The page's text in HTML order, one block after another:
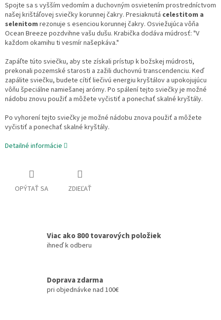
Spojte sa s vyšším vedomím a duchovným osvietením prostredníctvom
našej krištáľovej sviečky korunnej čakry. Presiaknutá celestitom a
selenitom rezonuje s esenciou korunnej čakry. Osviežujúca vôňa
Ocean Breeze pozdvihne vašu dušu. Krabička dodáva múdrosť: "V
každom okamihu ti vesmír našepkáva."
Zapáľte túto sviečku, aby ste získali prístup k božskej múdrosti,
prekonali pozemské starosti a zažili duchovnú transcendenciu. Keď
zapálite sviečku, budete cítiť liečivú energiu kryštálov a upokojujúcu
vôňu špeciálne namiešanej arómy. Po spálení tejto sviečky je možné
nádobu znovu použiť a môžete vyčistiť a ponechať skalné kryštály.
Po vyhorení tejto sviečky je možné nádobu znova použiť a môžete
vyčistiť a ponechať skalné kryštály.
Detailné informácie
OPÝTAŤ SA ZDIEĽAŤ
Viac ako 800 tovarových položiek
ihneď k odberu
Doprava zdarma
pri objednávke nad 100€